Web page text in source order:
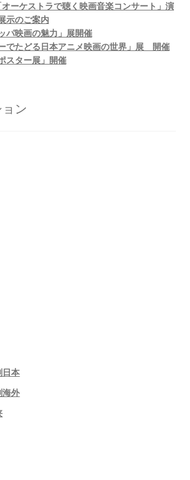
ーケストラで聴く映画音楽コンサート」演
示のご案内
パ映画の魅力」展開催
でたどる日本アニメ映画の世界」展 開催
スター展」開催
ン
日本
海外